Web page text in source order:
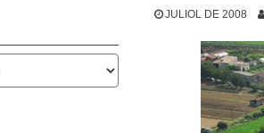
JULIOL DE 2008